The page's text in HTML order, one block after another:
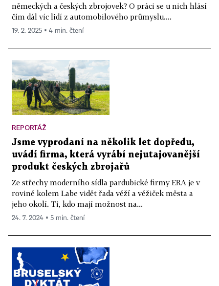
německých a českých zbrojovek? O práci se u nich hlásí
čím dál víc lidí z automobilového průmyslu....
19. 2. 2025 ▪ 4 min. čtení
REPORTÁŽ
Jsme vyprodaní na několik let dopředu,
uvádí firma, která vyrábí nejutajovanější
produkt českých zbrojařů
Ze střechy moderního sídla pardubické firmy ERA je v
rovině kolem Labe vidět řada věží a věžiček města a
jeho okolí. Ti, kdo mají možnost na...
24. 7. 2024 ▪ 5 min. čtení